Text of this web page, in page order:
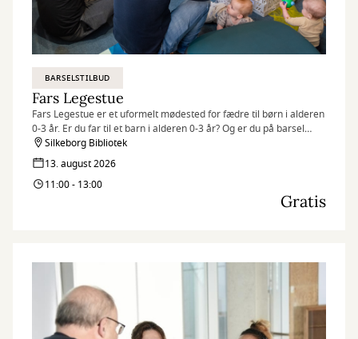
BARSELSTILBUD
Fars Legestue
Fars Legestue er et uformelt mødested for fædre til børn i alderen
0-3 år. Er du far til et barn i alderen 0-3 år? Og er du på barsel
eller orlov og bor i Silkeborg Kommune?
Så kom og vær med til Fars Legestue!
Silkeborg Bibliotek
13. august 2026
11:00 - 13:00
Gratis